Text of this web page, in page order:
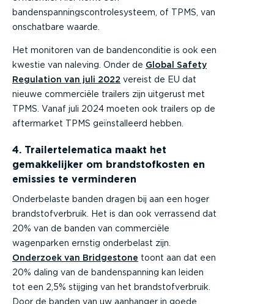
bandenspanningscontrolesysteem, of TPMS, van
onschatbare waarde.
Het monitoren van de bandenconditie is ook een
kwestie van naleving. Onder de Global Safety
Regulation van juli 2022 vereist de EU dat
nieuwe commerciële trailers zijn uitgerust met
TPMS. Vanaf juli 2024 moeten ook trailers op de
aftermarket TPMS geïnstalleerd hebben.
4. Trailertelematica maakt het
gemakkelijker om brandstofkosten en
emissies te verminderen
Onderbelaste banden dragen bij aan een hoger
brandstofverbruik. Het is dan ook verrassend dat
20% van de banden van commerciële
wagenparken ernstig onderbelast zijn.
Onderzoek van Bridgestone toont aan dat een
20% daling van de bandenspanning kan leiden
tot een 2,5% stijging van het brandstofverbruik.
Door de banden van uw aanhanger in goede